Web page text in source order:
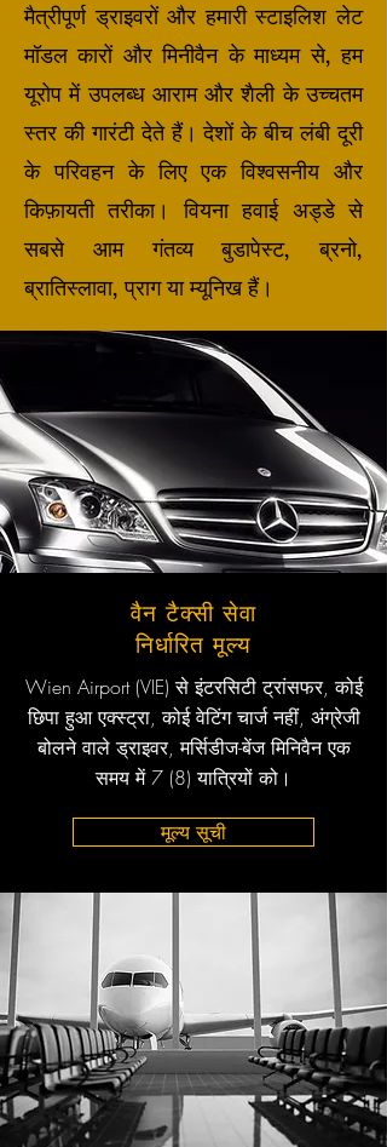
मैत्रीपूर्ण ड्राइवरों और हमारी स्टाइलिश लेट
मॉडल कारों और मिनीवैन के माध्यम से, हम
यूरोप में उपलब्ध आराम और शैली के उच्चतम
स्तर की गारंटी देते हैं। देशों के बीच लंबी दूरी
के परिवहन के लिए एक विश्वसनीय और
किफ़ायती तरीका। वियना हवाई अड्डे से
सबसे आम गंतव्य बुडापेस्ट, ब्रनो,
ब्रातिस्लावा, प्राग या म्यूनिख हैं।
वैन टैक्सी सेवा
निर्धारित मूल्य
Wien Airport (VIE) से इंटरसिटी ट्रांसफर, कोई
छिपा हुआ एक्स्ट्रा, कोई वेटिंग चार्ज नहीं, अंग्रेजी
बोलने वाले ड्राइवर, मर्सिडीज-बेंज मिनिवैन एक
समय में 7 (8) यात्रियों को।
मूल्य सूची